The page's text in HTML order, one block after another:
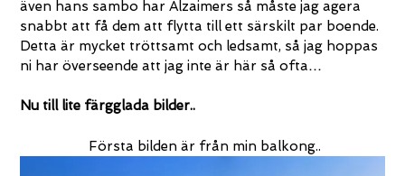
även hans sambo har Alzaimers så måste jag agera
snabbt att få dem att flytta till ett särskilt par boende.
Detta är mycket tröttsamt och ledsamt, så jag hoppas
ni har överseende att jag inte är här så ofta…
Nu till lite färgglada bilder..
Första bilden är från min balkong..